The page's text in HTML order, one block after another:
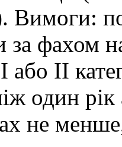
Вимоги:
за фахом
І або ІІ
один
не